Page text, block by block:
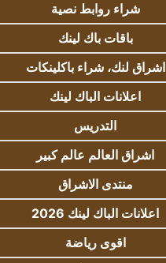
شراء روابط نصية
باقات باك لينك
اشراق لنك، شراء باكلينكات
اعلانات الباك لينك
التدريس
اشراق العالم عالم كبير
منتدى الاشراق
اعلانات الباك لينك 2026
اقوى رياضة